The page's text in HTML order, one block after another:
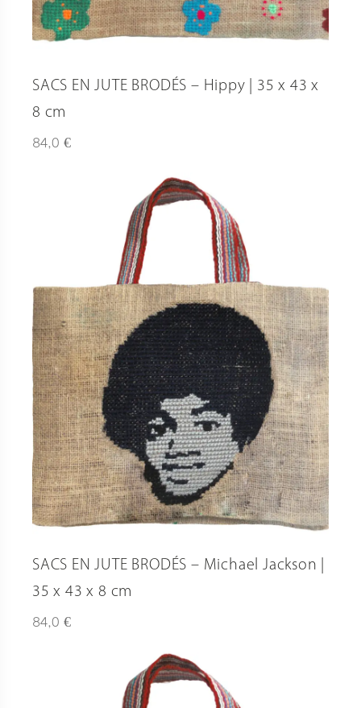
SACS EN JUTE BRODÉS – Hippy | 35 x 43 x
8 cm
84,0 €
SACS EN JUTE BRODÉS – Michael Jackson |
35 x 43 x 8 cm
84,0 €